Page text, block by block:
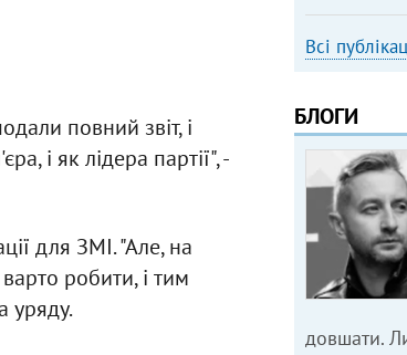
повний звіт, і
і як лідера партії", -
для ЗМІ. "Але, на
робити, і тим
уряду.
Всі
БЛОГИ
довшати.